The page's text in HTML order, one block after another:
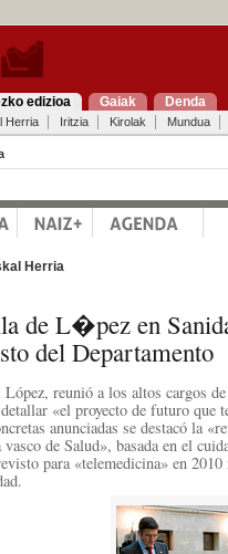
edizioa Gaiak Denda
Herria Iritzia Kirolak Mundua
Herria
de L�pez en
del Departamento
reunió a los altos cargos
«el proyecto de futuro que
anunciadas se destacó la
de Salud», basada en el
para «telemedicina» en